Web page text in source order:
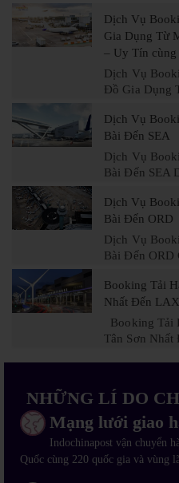
Dịch Vụ
Gia Dụng Từ
– Uy Tín
Dịch Vụ
Đồ Gia Dụng
Dịch Vụ
Bài Đến SEA
Dịch Vụ
Bài Đến SEA
Dịch Vụ
Bài Đến ORD
Dịch Vụ
Bài Đến
Booking Tải
Nhất Đến LAX
Booking Tải
Tân Sơn
NHỮNG LÍ DO
Mạng lưới giao
Indochinapost vận chuyển
Quốc cùng 220 quốc gia và vùng